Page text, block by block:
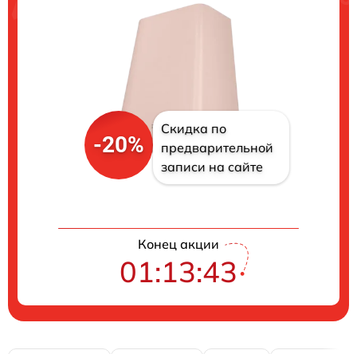
-20%
Скидка по
предварительной
записи на сайте
Конец акции
01:13:42